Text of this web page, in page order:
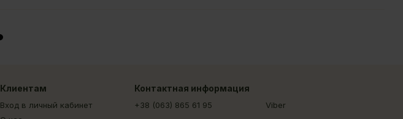
Клиентам
Вход в личный кабинет
Контактная информация
+38 (063) 865 61 95
Viber